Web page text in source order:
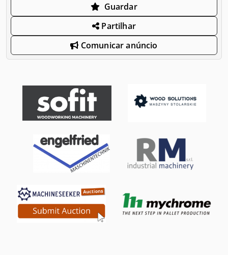
Guardar
Partilhar
Comunicar anúncio